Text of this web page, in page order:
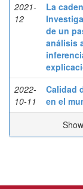
2021-
12
La
de un
análisis
2022-
10-11
Calidad
en el